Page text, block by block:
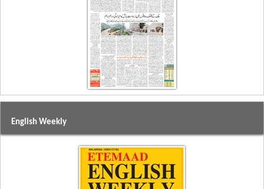
English Weekly